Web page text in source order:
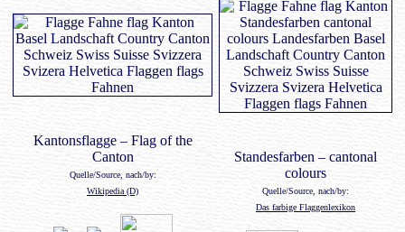
Kantonsflagge – Flag of the
Canton
Quelle/Source, nach/by:
Wikipedia (D)
Standesfarben – cantonal
colours
Quelle/Source, nach/by:
Das farbige Flaggenlexikon